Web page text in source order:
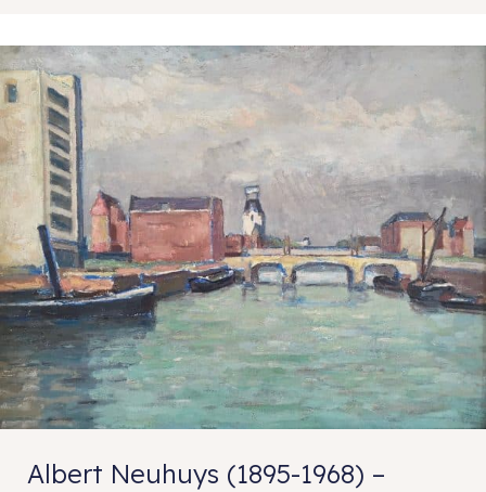
Albert Neuhuys (1895-1968) –